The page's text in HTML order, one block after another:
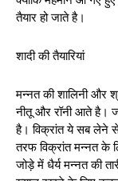
तैयार हो जाते है।
शादी की तैयारियां
मन्नत की शालिनी और
नीतू और रॉनी आते है।
है। विक्रांत ये सब लेने से
तरफ विक्रांत मन्नत के
जोड़े में धैर्य मन्नत की